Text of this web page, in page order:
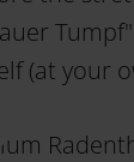
(at your